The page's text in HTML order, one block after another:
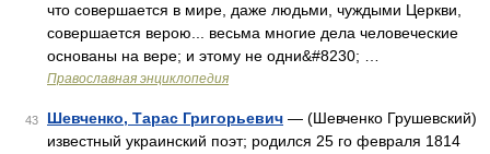
что совершается в мире, даже людьми, чуждыми Церкви,
совершается верою... весьма многие дела человеческие
основаны на вере; и этому не одни&#8230; …
Православная энциклопедия
43 Шевченко, Тарас Григорьевич — (Шевченко Грушевский)
известный украинский поэт; родился 25 го февраля 1814